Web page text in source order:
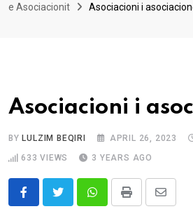
e Asociacionit
Asociacioni i
Asociacioni i
BY LULZIM BEQIRI APRIL 26, 2023
633 VIEWS 3 YEARS AGO
WhatsappPrint
Share